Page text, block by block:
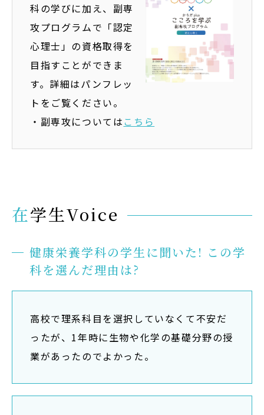
科の学びに加え、副専
攻プログラムで「認定
心理士」の資格取得を
目指すことができま
す。詳細はパンフレッ
トをご覧ください。
・副専攻については こちら
在学生Voice
健康栄養学科の学生に聞いた! この学
科を選んだ理由は?
高校で理系科目を選択していなくて不安だ
ったが、1年時に生物や化学の基礎分野の授
業があったのでよかった。